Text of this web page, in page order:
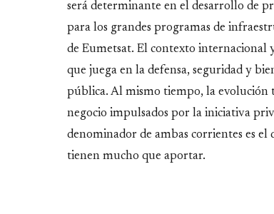
será determinante en el desarrollo de
para los grandes programas de
de Eumetsat. El contexto internacional
que juega en la defensa, seguridad y
pública. Al mismo tiempo, la evolución
negocio impulsados por la iniciativa
denominador de ambas corrientes es
tienen mucho que aportar.